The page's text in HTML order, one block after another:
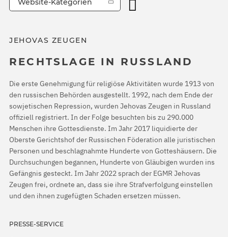
JEHOVAS ZEUGEN
RECHTSLAGE IN RUSSLAND
Die erste Genehmigung für religiöse Aktivitäten wurde 1913 von
den russischen Behörden ausgestellt. 1992, nach dem Ende der
sowjetischen Repression, wurden Jehovas Zeugen in Russland
offiziell registriert. In der Folge besuchten bis zu 290.000
Menschen ihre Gottesdienste. Im Jahr 2017 liquidierte der
Oberste Gerichtshof der Russischen Föderation alle juristischen
Personen und beschlagnahmte Hunderte von Gotteshäusern. Die
Durchsuchungen begannen, Hunderte von Gläubigen wurden ins
Gefängnis gesteckt. Im Jahr 2022 sprach der EGMR Jehovas
Zeugen frei, ordnete an, dass sie ihre Strafverfolgung einstellen
und den ihnen zugefügten Schaden ersetzen müssen.
PRESSE-SERVICE
Website-Kategorien